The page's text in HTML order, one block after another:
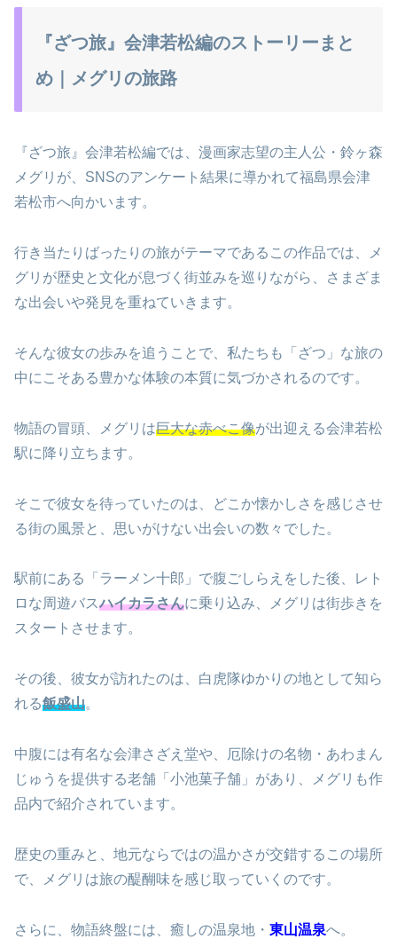
『ざつ旅』会津若松編のストーリーまと
め｜メグリの旅路
『ざつ旅』会津若松編では、漫画家志望の主人公・鈴ヶ森
メグリが、SNSのアンケート結果に導かれて福島県会津
若松市へ向かいます。
行き当たりばったりの旅がテーマであるこの作品では、メ
グリが歴史と文化が息づく街並みを巡りながら、さまざま
な出会いや発見を重ねていきます。
そんな彼女の歩みを追うことで、私たちも「ざつ」な旅の
中にこそある豊かな体験の本質に気づかされるのです。
物語の冒頭、メグリは巨大な赤べこ像が出迎える会津若松
駅に降り立ちます。
そこで彼女を待っていたのは、どこか懐かしさを感じさせ
る街の風景と、思いがけない出会いの数々でした。
駅前にある「ラーメン十郎」で腹ごしらえをした後、レト
ロな周遊バスハイカラさんに乗り込み、メグリは街歩きを
スタートさせます。
その後、彼女が訪れたのは、白虎隊ゆかりの地として知ら
れる飯盛山。
中腹には有名な会津さざえ堂や、厄除けの名物・あわまん
じゅうを提供する老舗「小池菓子舗」があり、メグリも作
品内で紹介されています。
歴史の重みと、地元ならではの温かさが交錯するこの場所
で、メグリは旅の醍醐味を感じ取っていくのです。
さらに、物語終盤には、癒しの温泉地・ 東山温泉へ。